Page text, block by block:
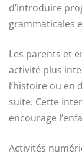
d’introduire
grammaticales
Les parents et
activité plus
l’histoire ou en
suite. Cette
encourage
Activités